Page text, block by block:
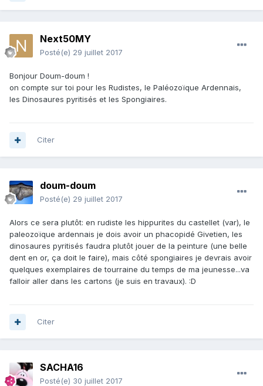
Next50MY
Posté(e) 29 juillet 2017
Bonjour Doum-doum !
on compte sur toi pour les Rudistes, le Paléozoïque Ardennais,
les Dinosaures pyritisés et les Spongiaires.
Citer
doum-doum
Posté(e) 29 juillet 2017
Alors ce sera plutôt: en rudiste les hippurites du castellet (var), le
paleozoïque ardennais je dois avoir un phacopidé Givetien, les
dinosaures pyritisés faudra plutôt jouer de la peinture (une belle
dent en or, ça doit le faire), mais côté spongiaires je devrais avoir
quelques exemplaires de tourraine du temps de ma jeunesse...va
falloir aller dans les cartons (je suis en travaux). :D
Citer
SACHA16
Posté(e) 30 juillet 2017